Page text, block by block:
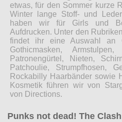
etwas, für den Sommer kurze
Winter lange Stoff- und
haben wir für Girls und
Aufdrucken. Unter den Rubriken
findet ihr eine Auswahl an
Gothicmasken,
Patronengürtel, Nieten,
Patchoulie, Strumpfhosen,
Rockabilly Haarbänder sowie
Kosmetik führen wir von
von Directions.
Punks not dead! The